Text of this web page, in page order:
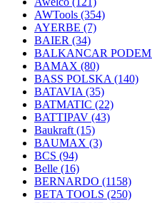
AWTools (354)
AYERBE (7)
BAIER (34)
BALKANCAR PODEM
BAMAX (80)
BASS POLSKA (140)
BATAVIA (35)
BATMATIC (22)
BATTIPAV (43)
Baukraft (15)
BAUMAX (3)
BCS (94)
Belle (16)
BERNARDO (1158)
BETA TOOLS (250)